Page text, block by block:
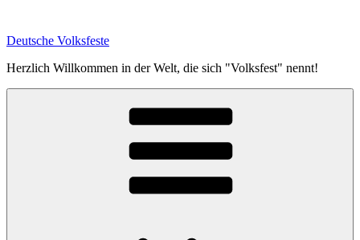
springen
Deutsche Volksfeste
Herzlich Willkommen in der Welt, die sich "Volksfest" nennt!